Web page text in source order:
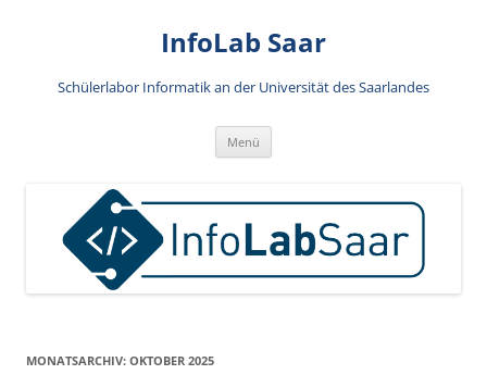
InfoLab Saar
Schülerlabor Informatik an der Universität des Saarlandes
Menü
MONATSARCHIV: OKTOBER 2025